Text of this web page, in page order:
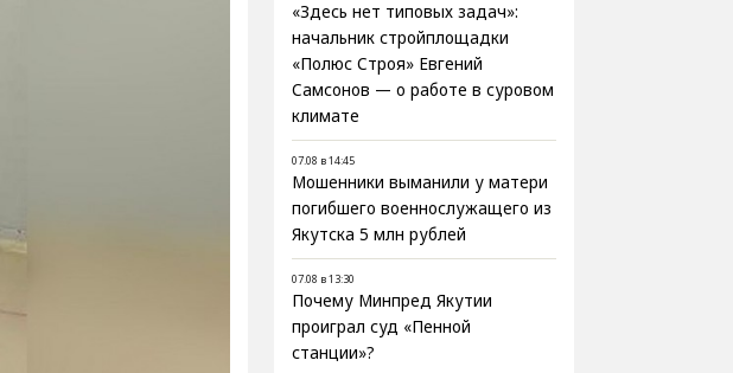
«Здесь нет типовых задач»:
начальник стройплощадки
«Полюс Строя» Евгений
Самсонов — о работе в суровом
климате
07.08 в 14:45
Мошенники выманили у матери
погибшего военнослужащего из
Якутска 5 млн рублей
07.08 в 13:30
Почему Минпред Якутии
проиграл суд «Пенной
станции»?